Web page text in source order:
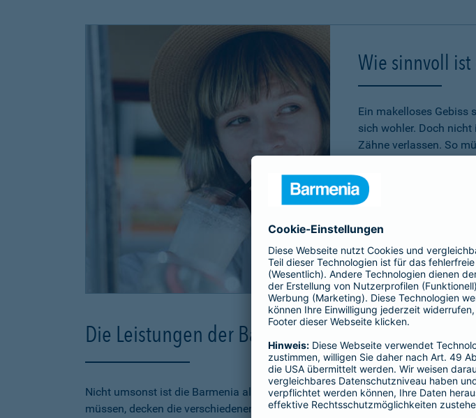
Wie sinnvoll ist
Ein makelloses Gebiss
sich wohler. Doch
Zähne verlassen. So
Zahnersatz zu
Zahnersatz wie
werden. Der
auf die eigenen
Lassen Sie sich gerne
Die Leistungen der Barmenia
Nicht umsonst ist die Barmenia als "exzellente" Zahnzusatzversicherung
müssen, decken die verschiedenen Produkte eine Vielzahl an verschiedenen